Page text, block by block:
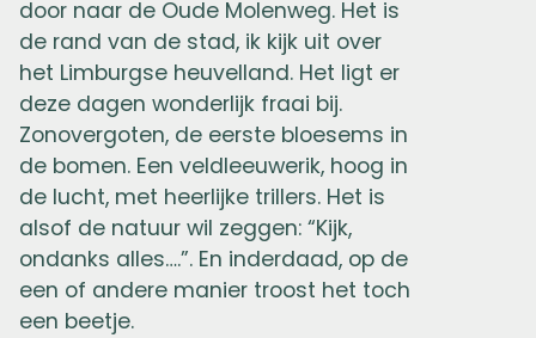
door naar de Oude Molenweg. Het is
de rand van de stad, ik kijk uit over
het Limburgse heuvelland. Het ligt er
deze dagen wonderlijk fraai bij.
Zonovergoten, de eerste bloesems in
de bomen. Een veldleeuwerik, hoog in
de lucht, met heerlijke trillers. Het is
alsof de natuur wil zeggen: “Kijk,
ondanks alles….”. En inderdaad, op de
een of andere manier troost het toch
een beetje.